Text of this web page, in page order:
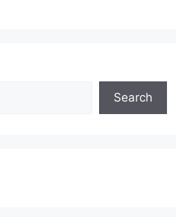
Search